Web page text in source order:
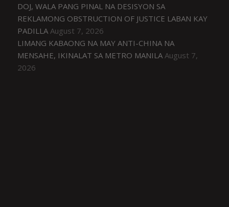
DOJ, WALA PANG PINAL NA DESISYON SA
REKLAMONG OBSTRUCTION OF JUSTICE LABAN KAY
PADILLA August 7, 2026
LIMANG KABAONG NA MAY ANTI-CHINA NA
MENSAHE, IKINALAT SA METRO MANILA August 7,
2026